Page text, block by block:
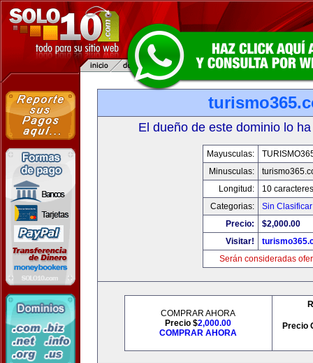
El dueño de este dominio lo
Mayusculas:
Minusculas:
Longitud:
10 caracteres
Categorias:
Sin Clasificar
Precio:
$2,000.00
Visitar!
Serán consideradas
COMPRAR AHORA
Precio $2,000.00
COMPRAR AHORA
Precio